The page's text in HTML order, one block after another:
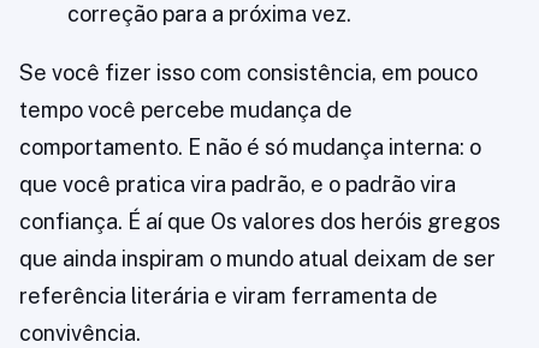
correção para a próxima vez.
Se você fizer isso com consistência, em pouco
tempo você percebe mudança de
comportamento. E não é só mudança interna: o
que você pratica vira padrão, e o padrão vira
confiança. É aí que Os valores dos heróis gregos
que ainda inspiram o mundo atual deixam de ser
referência literária e viram ferramenta de
convivência.